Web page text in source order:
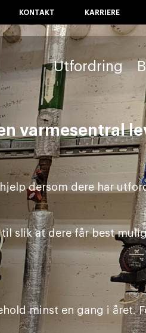
KONTAKT KARRIERE
Utfordring
varmesentral
dersom dere har
slik at dere får best
minst en gang i året.